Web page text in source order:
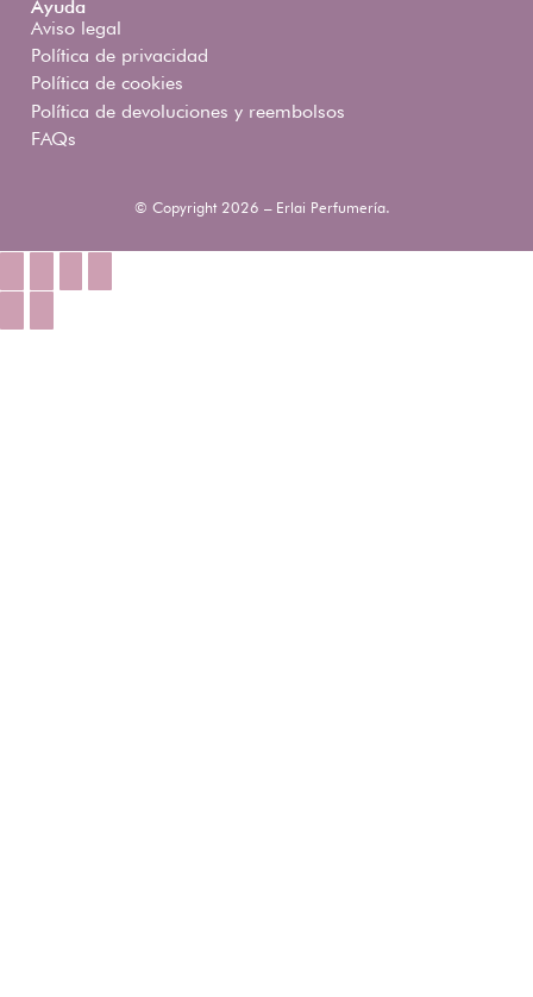
Ayuda
Aviso legal
Política de privacidad
Política de cookies
Política de devoluciones y reembolsos
FAQs
© Copyright 2026 – Erlai Perfumería.